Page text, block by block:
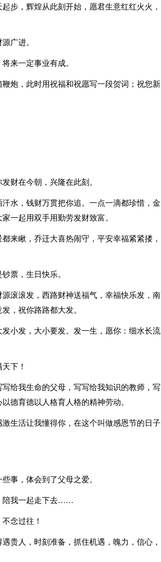
，辉煌从此刻开始，愿君生意红红火火，
广进。
来一定事业有成。
炮，此时用祝福和祝愿写一段贺词；祝您新
财在今朝，兴隆在此刻。
水，钱财万贯把你追。一点一滴都珍惜，金
一起用双手用勤劳发财致富。
瞅，乔迁大喜热闹守，平安幸福紧紧搂，
票，生日快乐。
滚滚发，西路财神送福气，幸福快乐发，南
，祝你路路都大发。
小发，大小要发。发一生，愿你：细水长流
下！
给我生命的父母，写写给我知识的教师，写
德育德以人格育人格的精神劳动。
生活让我懂得你，在这个叫做感恩节的日子
事，体会到了父母之爱。
陪我一起走下去……
念过往！
人，时刻准备，抓住机遇，魄力，信心，